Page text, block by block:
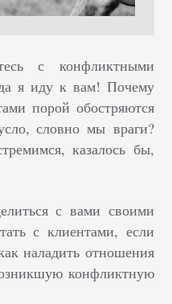
с конфликтными
я иду к вам! Почему
порой обостряются
словно мы враги?
казалось бы,
с вами своими
с клиентами, если
наладить отношения
конфликтную